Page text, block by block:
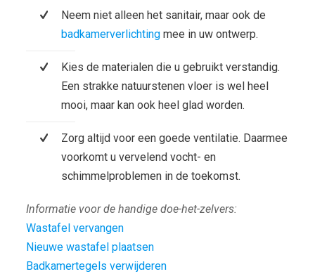
Neem niet alleen het sanitair, maar ook de
badkamerverlichtingmee in uw ontwerp.
Kies de materialen die u gebruikt verstandig.
Een strakke natuurstenen vloer is wel heel
mooi, maar kan ook heel glad worden.
Zorg altijd voor een goede ventilatie. Daarmee
voorkomt u vervelend vocht- en
schimmelproblemen in de toekomst.
Informatie voor de handige doe-het-zelvers:
Wastafel vervangen
Nieuwe wastafel plaatsen
Badkamertegels verwijderen